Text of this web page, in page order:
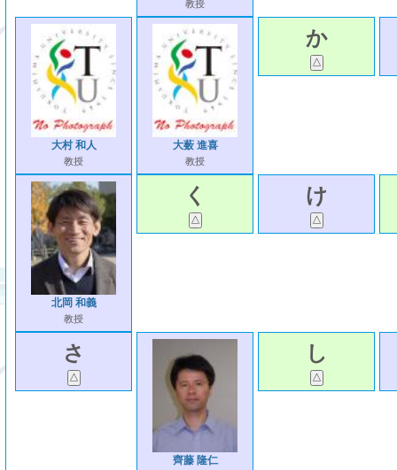
教授
大村 和人
教授
大薮 進喜
教授
か
北岡 和義
教授
く け
さ
齊藤 隆仁
し